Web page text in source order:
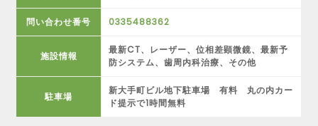
問い合わせ番号 0335488362
施設情報
最新CT、レーザー、位相差顕微鏡、最新予
防システム、歯周内科治療、その他
駐車場
新大手町ビル地下駐車場 有料 丸の内カー
ド提示で1時間無料